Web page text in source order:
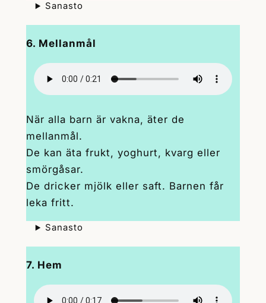
Sanasto
6. Mellanmål
När alla barn är vakna, äter de
mellanmål.
De kan äta frukt, yoghurt, kvarg eller
smörgåsar.
De dricker mjölk eller saft. Barnen får
leka fritt.
Sanasto
7. Hem